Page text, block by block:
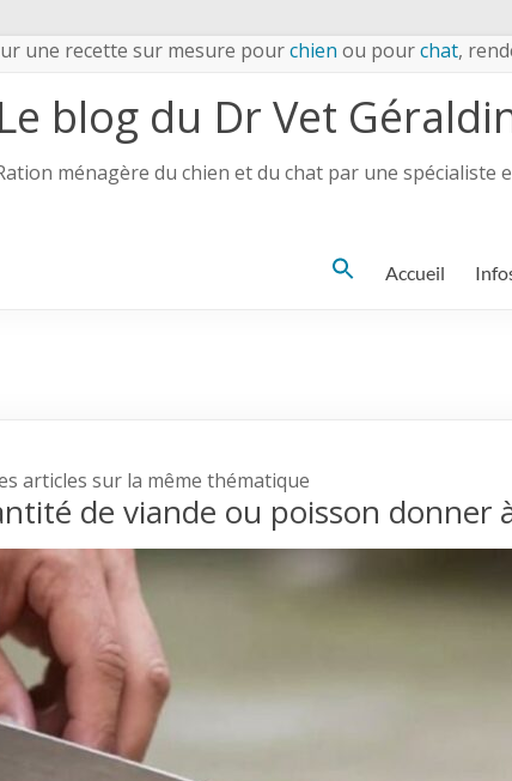
une recette sur mesure pourchien ou pourchat,
Le blog du Dr Vet
ménagère du chien et du chat par une
Search Accueil
articles sur la même thématique
de viande ou poisson donner